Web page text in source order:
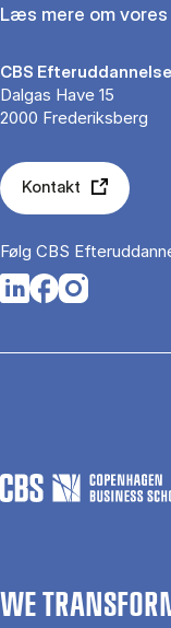
Læs mere om
CBS Efteruddannelse
Dalgas Have 15
2000 Frederiksberg
Kontakt
Følg CBS
Opens in a new tab
Opens in a new tab
Opens in a new
WE